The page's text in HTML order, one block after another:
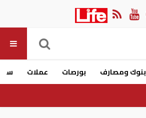
بنوك ومصارف بورصات عملات